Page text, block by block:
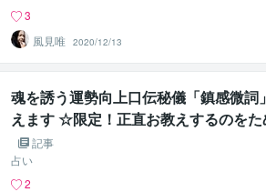
3
風見唯
2020/12/13
魂を誘う運勢向上口伝秘儀「鎮感微詞
えます ☆限定！正直お教えするのをた
う力の秘儀です・・☆
記事
占い
2